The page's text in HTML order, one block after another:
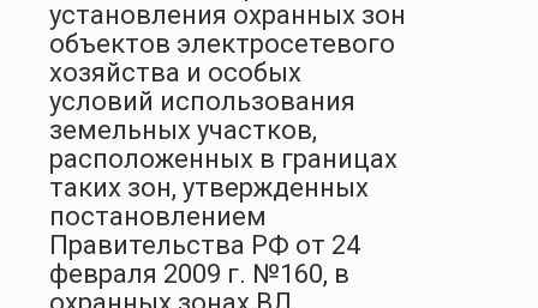
установления охранных зон
объектов электросетевого
хозяйства и особых
условий использования
земельных участков,
расположенных в границах
таких зон, утвержденных
постановлением
Правительства РФ от 24
февраля 2009 г. №160, в